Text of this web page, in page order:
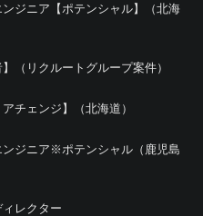
ジニア【ポテンシャル】（北海
（リクルートグループ案件）
チェンジ】（北海道）
ンジニア※ポテンシャル（鹿児島
ィレクター